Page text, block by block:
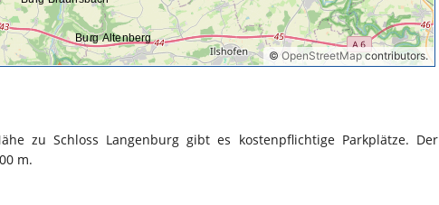
zu Schloss Langenburg gibt es kostenpflichtige Parkplätze. Der
m.